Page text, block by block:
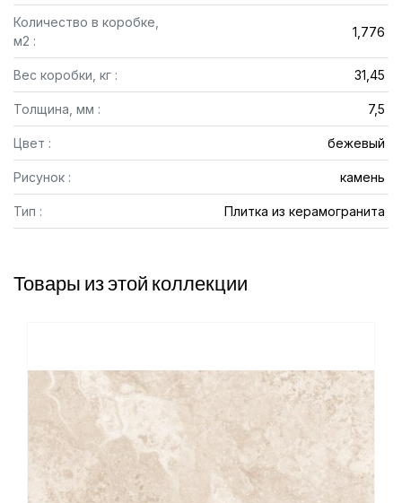
Количество в коробке,
м2 :
1,776
Вес коробки, кг : 31,45
Толщина, мм : 7,5
Цвет : бежевый
Рисунок : камень
Тип : Плитка из керамогранита
Товары из этой коллекции